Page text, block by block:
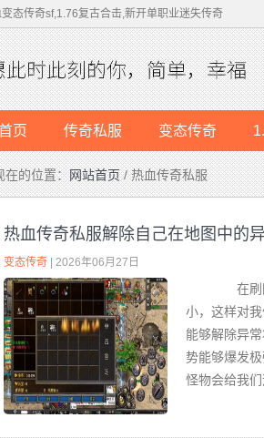
态传奇sf,1.76复古合击,新开单职业迷失传奇
页 传奇私服 变态传奇
在的位置：网站首页/ 热血传奇私服
热血传奇私服解除自己在地图中的
变态传奇 | 2026年06月27日
在刷图
小，这样对
能够解除异
势能够爆发
怪物会给我们